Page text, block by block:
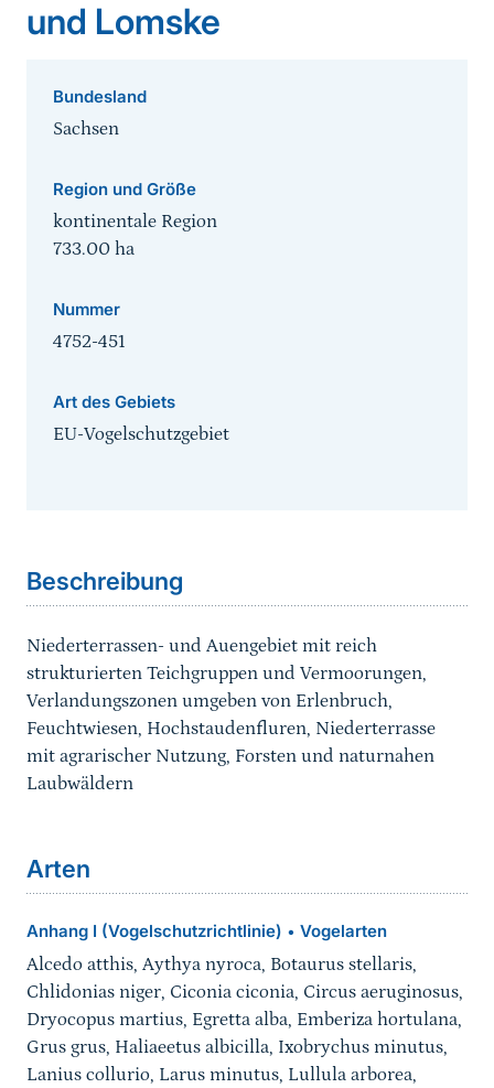
und Lomske
Bundesland
Sachsen
Region und Größe
kontinentale Region
733.00 ha
Nummer
4752-451
Art des Gebiets
EU-Vogelschutzgebiet
Beschreibung
Niederterrassen- und Auengebiet mit reich
strukturierten Teichgruppen und Vermoorungen,
Verlandungszonen umgeben von Erlenbruch,
Feuchtwiesen, Hochstaudenfluren, Niederterrasse
mit agrarischer Nutzung, Forsten und naturnahen
Laubwäldern
Arten
Anhang I (Vogelschutzrichtlinie) • Vogelarten
Alcedo atthis, Aythya nyroca, Botaurus stellaris,
Chlidonias niger, Ciconia ciconia, Circus aeruginosus,
Dryocopus martius, Egretta alba, Emberiza hortulana,
Grus grus, Haliaeetus albicilla, Ixobrychus minutus,
Lanius collurio, Larus minutus, Lullula arborea,